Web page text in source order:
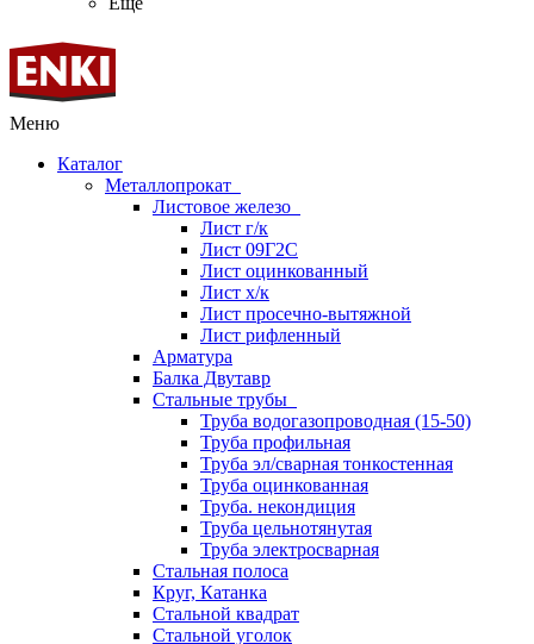
Меню
Каталог
Металлопрокат
Листовое железо
Лист г/к
Лист 09Г2С
Лист оцинкованный
Лист х/к
Лист просечно-вытяжной
Лист рифленный
Арматура
Балка Двутавр
Стальные трубы
Труба водогазопроводная (15-50)
Труба профильная
Труба эл/сварная тонкостенная
Труба оцинкованная
Труба. некондиция
Труба цельнотянутая
Труба электросварная
Стальная полоса
Круг, Катанка
Стальной квадрат
Стальной уголок